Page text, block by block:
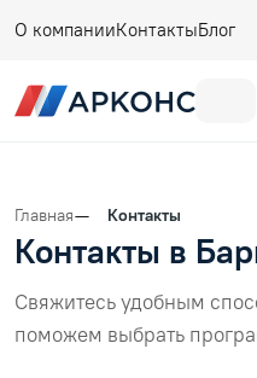
О компанииКонтактыБлог
Главная Контакты
Контакты в
Свяжитесь удобным
поможем выбрать